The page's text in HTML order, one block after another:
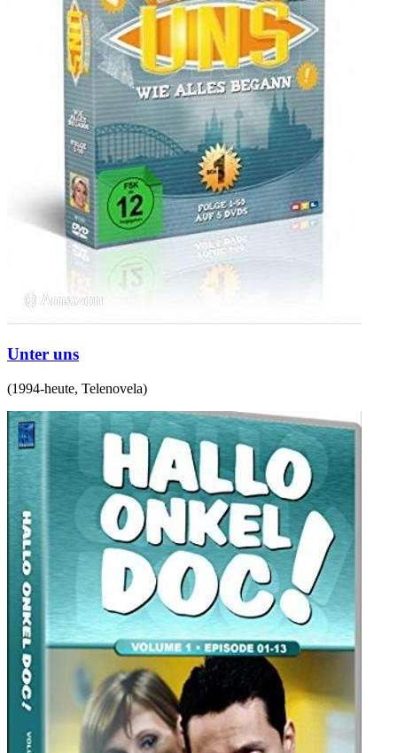
Unter uns
(1994-heute, Telenovela)